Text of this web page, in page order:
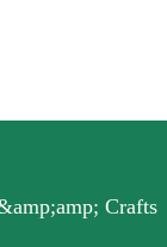
Crafts